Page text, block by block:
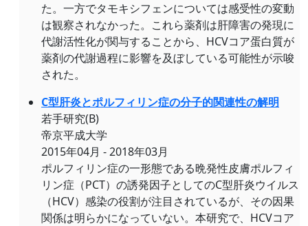
た。一方でタモキシフェンについては感受性の変動
は観察されなかった。これら薬剤は肝障害の発現に
代謝活性化が関与することから、HCVコア蛋白質が
薬剤の代謝過程に影響を及ぼしている可能性が示唆
された。
C型肝炎とポルフィリン症の分子的関連性の解明
若手研究(B)
帝京平成大学
2015年04月 - 2018年03月
ポルフィリン症の一形態である晩発性皮膚ポルフィ
リン症（PCT）の誘発因子としてのC型肝炎ウイルス
（HCV）感染の役割が注目されているが、その因果
関係は明らかになっていない。本研究で、HCVコア